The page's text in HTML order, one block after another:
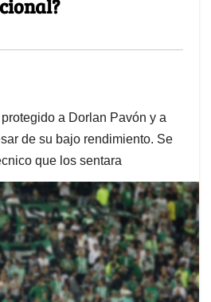
a Dorlan Pavón y a
de su bajo rendimiento. Se
que los sentara